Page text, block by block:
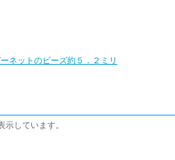
ネットのビーズ約５．２ミリ
示しています。